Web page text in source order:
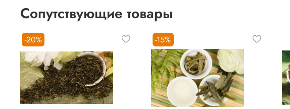
Сопутствующие товары
-20% -15%